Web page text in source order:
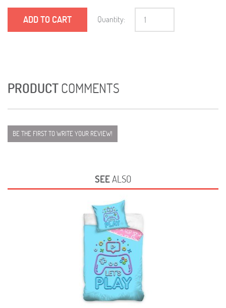
ADD TO CART Quantity:
PRODUCTCOMMENTS
BE THE FIRST TO WRITE YOUR REVIEW!
SEEALSO